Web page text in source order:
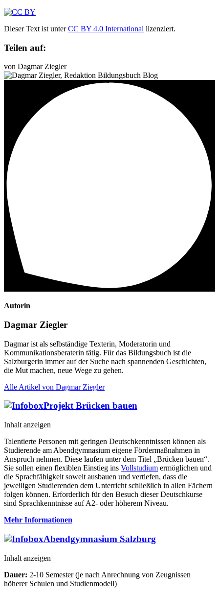
Dieser Text ist unterCC BY 4.0 International lizenziert.
Teilen auf:
von Dagmar Ziegler
Autorin
Dagmar Ziegler
Dagmar ist als selbständige Texterin, Moderatorin und
Kommunikationsberaterin tätig. Für das Bildungsbuch ist die
Salzburgerin immer auf der Suche nach spannenden Geschichten,
die Mut machen, neue Wege zu gehen.
Alle Artikel von Dagmar Ziegler
Projekt Brücken bauen
Inhalt anzeigen
Talentierte Personen mit geringen Deutschkenntnissen können als
Studierende am Abendgymnasium eigene Fördermaßnahmen in
Anspruch nehmen. Diese laufen unter dem Titel „Brücken bauen“.
Sie sollen einen flexiblen Einstieg ins Vollstudium ermöglichen und
die Sprachfähigkeit soweit ausbauen und vertiefen, dass die
jeweiligen Studierenden dem Unterricht schließlich in allen Fächern
folgen können. Erforderlich für den Besuch dieser Deutschkurse
sind Sprachkenntnisse auf A2- oder höherem Niveau.
Mehr Informationen
Abendgymnasium Salzburg
Inhalt anzeigen
Dauer: 2-10 Semester (je nach Anrechnung von Zeugnissen
höherer Schulen und Studienmodell)